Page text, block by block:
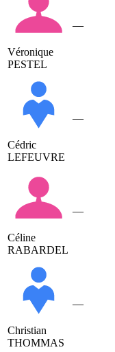
Véronique
PESTEL
—
Cédric
LEFEUVRE
—
Céline
RABARDEL
—
Christian
THOMMAS
—